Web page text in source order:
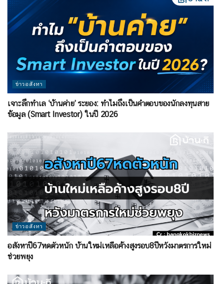
ข่าวอสังหา
เจาะลึกทำเล ‘บ้านค่าย’ ระยอง: ทำไมถึงเป็นคำตอบของนักลงทุนสาย
ข้อมูล (Smart Investor) ในปี 2026
ข่าวอสังหา
อสังหาปี67หดตัวหนัก บ้านใหม่เหลือค้างสูงรอบ8ปีหวังมาตรการใหม่
ช่วยพยุง